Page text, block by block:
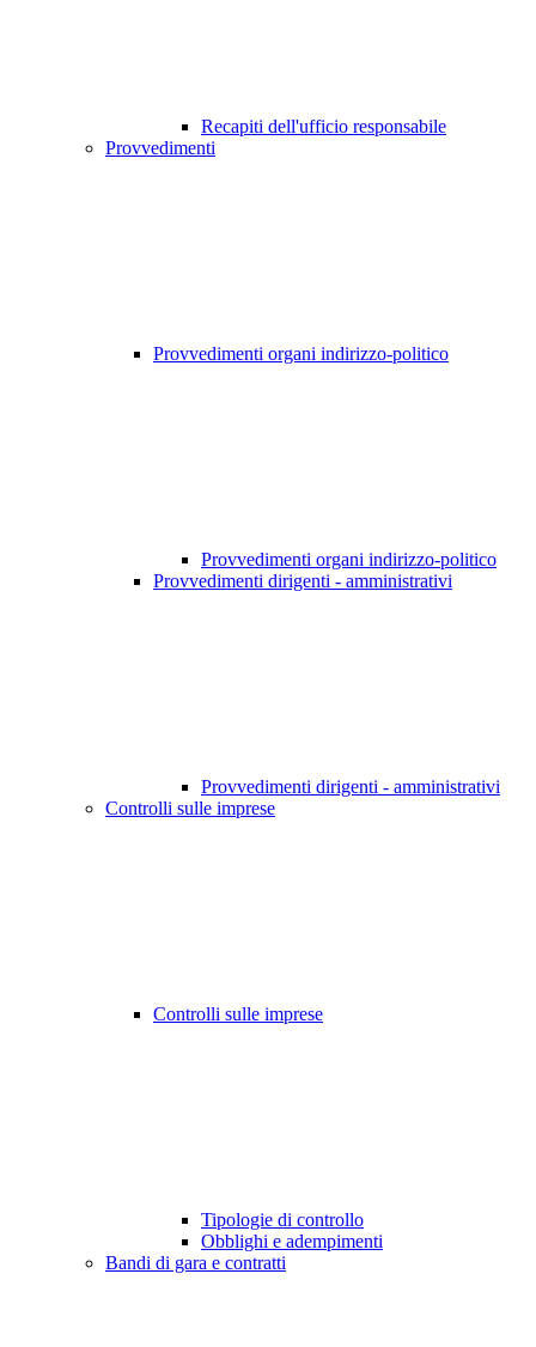
Recapiti dell'ufficio responsabile
Provvedimenti
Provvedimenti organi indirizzo-politico
Provvedimenti organi indirizzo-politico
Provvedimenti dirigenti - amministrativi
Provvedimenti dirigenti - amministrativi
Controlli sulle imprese
Controlli sulle imprese
Tipologie di controllo
Obblighi e adempimenti
Bandi di gara e contratti